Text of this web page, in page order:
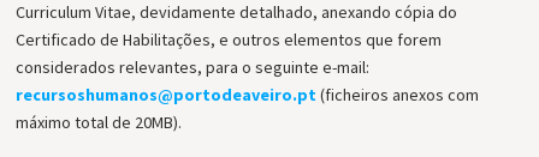
Curriculum Vitae, devidamente detalhado, anexando cópia do
Certificado de Habilitações, e outros elementos que forem
considerados relevantes, para o seguinte e-mail:
recursoshumanos@portodeaveiro.pt (ficheiros anexos com
máximo total de 20MB).